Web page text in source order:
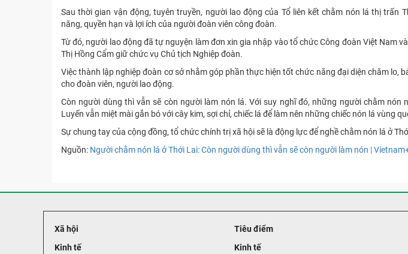
Sau thời gian vận động, tuyên truyền, người lao động của Tổ liên kết chằm nón lá thị trấn
năng, quyền hạn và lợi ích của người đoàn viên công đoàn.
Từ đó, người lao động đã tự nguyện làm đơn xin gia nhập vào tổ chức Công đoàn Việt Nam
Thị Hồng Cẩm giữ chức vụ Chủ tịch Nghiệp đoàn.
Việc thành lập nghiệp đoàn cơ sở nhằm góp phần thực hiện tốt chức năng đại diện chăm lo,
cho đoàn viên, người lao động.
Còn người dùng thì vẫn sẽ còn người làm nón lá. Với suy nghĩ đó, những người chằm nón
Luyến vẫn miệt mài gắn bó với cây kim, sợi chỉ, chiếc lá để làm nên những chiếc nón lá vùng
Sự chung tay của cộng đồng, tổ chức chính trị xã hội sẽ là động lực để nghề chằm nón lá ở
Nguồn: Người chằm nón lá ở Thới Lai: Còn người dùng thì vẫn sẽ còn người làm nón |
Xã hội
Kinh tế
Tiêu điểm
Kinh tế